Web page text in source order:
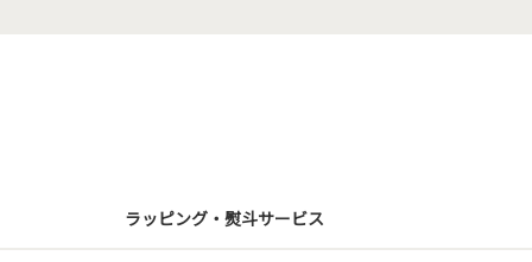
ラッピング・熨斗サービス